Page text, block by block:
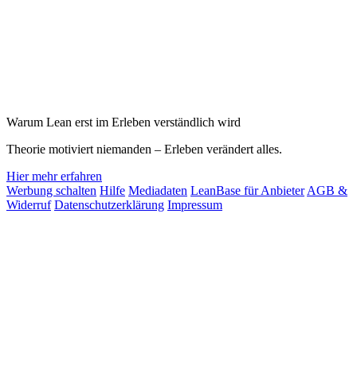
Warum Lean erst im Erleben verständlich wird
Theorie motiviert niemanden – Erleben verändert alles.
Hier mehr erfahren
Werbung schalten Hilfe Mediadaten LeanBase für Anbieter AGB &
Widerruf Datenschutzerklärung Impressum